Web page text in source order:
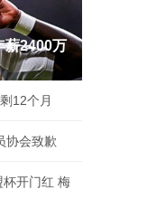
薪2400万
12个月
协会致歉
开门红 梅